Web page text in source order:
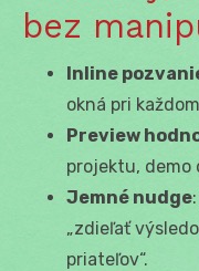
bez
Inline
okná pri
Preview
projektu,
Jemné nudge
„zdieľať
priateľov“.